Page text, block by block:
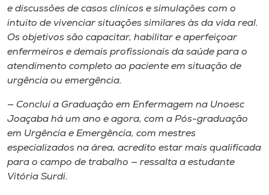
Unoesc
Store
Selecione
A+
A-
e discussões de casos clínicos e simulações com o
intuito de vivenciar situações similares às da vida real.
Os objetivos são capacitar, habilitar e aperfeiçoar
enfermeiros e demais profissionais da saúde para o
atendimento completo ao paciente em situação de
urgência ou emergência.
— Concluí a Graduação em Enfermagem na Unoesc
Joaçaba há um ano e agora, com a Pós-graduação
em Urgência e Emergência, com mestres
especializados na área, acredito estar mais qualificada
para o campo de trabalho — ressalta a estudante
Vitória Surdi.